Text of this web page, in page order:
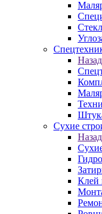
Назад
Сухие
Назад
Клей